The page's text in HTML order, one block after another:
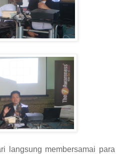
langsung membersamai para